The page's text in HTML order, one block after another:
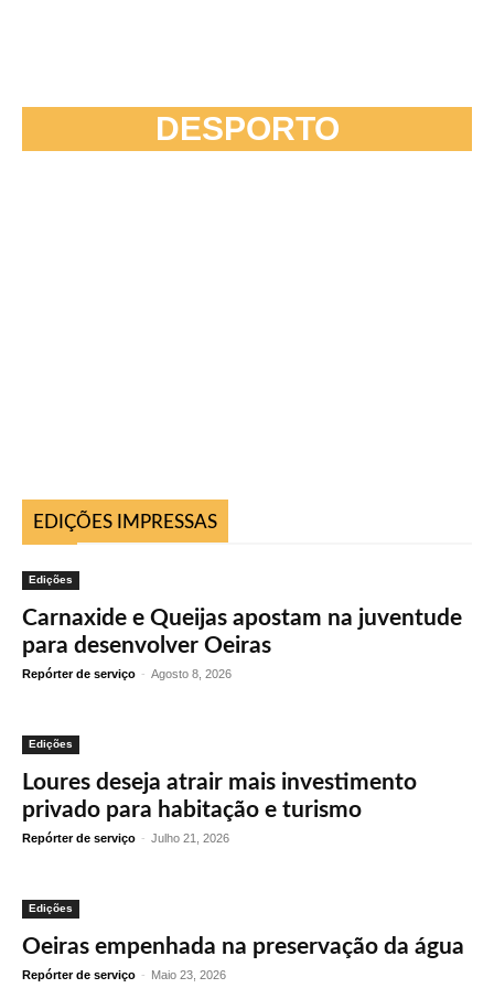
DESPORTO
EDIÇÕES IMPRESSAS
Edições
Carnaxide e Queijas apostam na juventude
para desenvolver Oeiras
Repórter de serviço - Agosto 8, 2026
Edições
Loures deseja atrair mais investimento
privado para habitação e turismo
Repórter de serviço - Julho 21, 2026
Edições
Oeiras empenhada na preservação da água
Repórter de serviço - Maio 23, 2026